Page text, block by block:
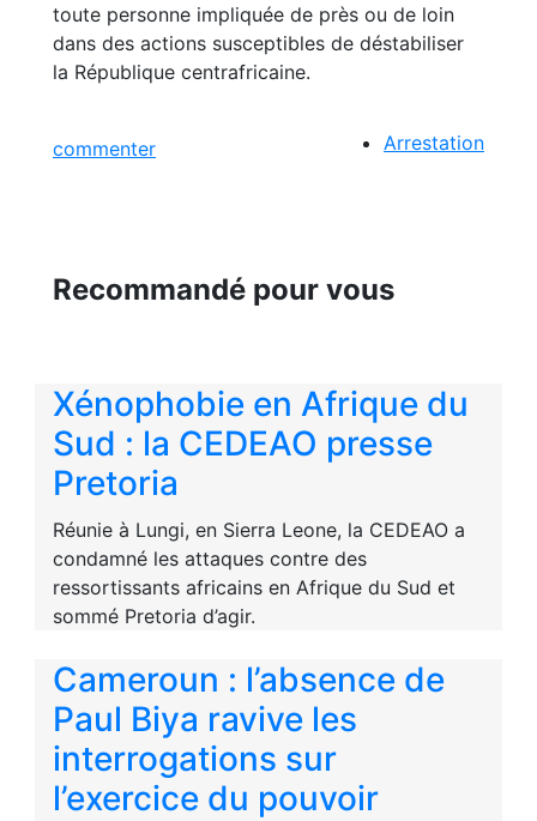
toute personne impliquée de près ou de loin
dans des actions susceptibles de déstabiliser
la République centrafricaine.
commenter Arrestation
Recommandé pour vous
Xénophobie en Afrique du
Sud : la CEDEAO presse
Pretoria
Réunie à Lungi, en Sierra Leone, la CEDEAO a
condamné les attaques contre des
ressortissants africains en Afrique du Sud et
sommé Pretoria d’agir.
Cameroun : l’absence de
Paul Biya ravive les
interrogations sur
l’exercice du pouvoir